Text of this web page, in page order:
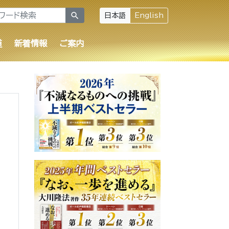
search 日本語 English
新着情報 ご案内